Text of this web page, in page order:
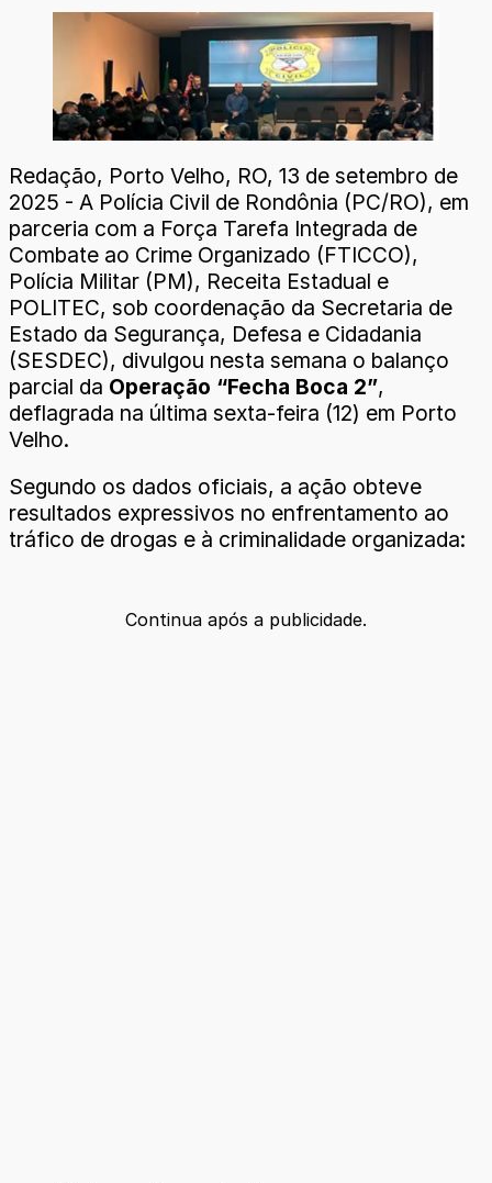
Redação, Porto Velho, RO, 13 de setembro de
2025 - A Polícia Civil de Rondônia (PC/RO), em
parceria com a Força Tarefa Integrada de
Combate ao Crime Organizado (FTICCO),
Polícia Militar (PM), Receita Estadual e
POLITEC, sob coordenação da Secretaria de
Estado da Segurança, Defesa e Cidadania
(SESDEC), divulgou nesta semana o balanço
parcial da Operação “Fecha Boca 2”,
deflagrada na última sexta-feira (12) em Porto
Velho.
Segundo os dados oficiais, a ação obteve
resultados expressivos no enfrentamento ao
tráfico de drogas e à criminalidade organizada:
Continua após a publicidade.